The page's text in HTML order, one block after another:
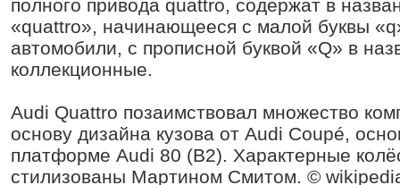
полного привода quattro, содержат в
«quattro», начинающееся с малой буквы
автомобили, с прописной буквой «Q» в
коллекционные.
Audi Quattro позаимствовал множество
основу дизайна кузова от Audi Coupé,
платформе Audi 80 (B2). Характерные
стилизованы Мартином Смитом. ©